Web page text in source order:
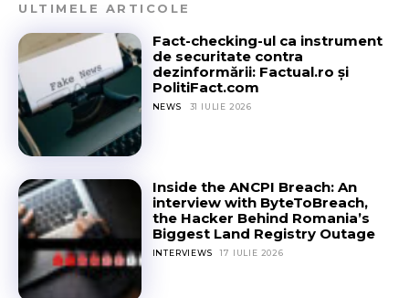
ULTIMELE ARTICOLE
Fact-checking-ul ca instrument
de securitate contra
dezinformării: Factual.ro și
PolitiFact.com
NEWS 31 IULIE 2026
Inside the ANCPI Breach: An
interview with ByteToBreach,
the Hacker Behind Romania’s
Biggest Land Registry Outage
INTERVIEWS 17 IULIE 2026